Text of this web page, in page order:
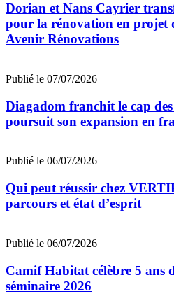
Dorian et Nans Cayrier
pour la rénovation en projet
Avenir Rénovations
Publié le 07/07/2026
Diagadom franchit le cap
poursuit son expansion en
Publié le 06/07/2026
Qui peut réussir chez
parcours et état d’esprit
Publié le 06/07/2026
Camif Habitat célèbre 5 ans
séminaire 2026